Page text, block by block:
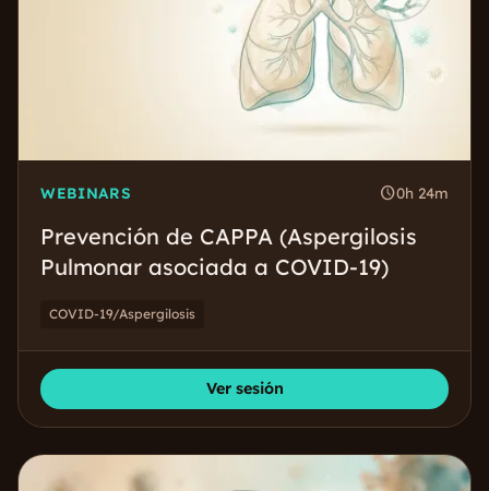
WEBINARS schedule0h 24m
Prevención de CAPPA (Aspergilosis
Pulmonar asociada a COVID-19)
COVID-19/Aspergilosis
Ver sesión